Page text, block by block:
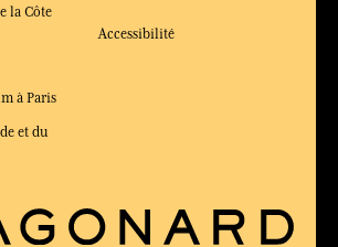
la Côte
à Paris
et du
Accessibilité